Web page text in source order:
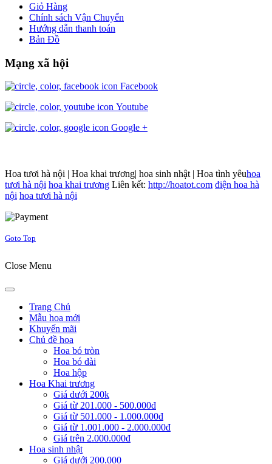
Giỏ Hàng
Chính sách Vận Chuyển
Hướng dẫn thanh toán
Bản Đồ
Mạng xã hội
Facebook
Youtube
Google +
Hoa tươi hà nội | Hoa khai trương| hoa sinh nhật | Hoa tình yêuhoa
tươi hà nội hoa khai trương Liên kết: http://hoatot.com điện hoa hà
nội hoa tươi hà nội
Goto Top
Close Menu
Trang Chủ
Mẫu hoa mới
Khuyến mãi
Chủ đề hoa
Hoa bó tròn
Hoa bó dài
Hoa hộp
Hoa Khai trương
Giá dưới 200k
Giá từ 201.000 - 500.000đ
Giá từ 501.000 - 1.000.000đ
Giá từ 1.001.000 - 2.000.000đ
Giá trên 2.000.000đ
Hoa sinh nhật
Giá dưới 200.000